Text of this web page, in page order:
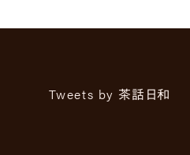
Tweets by 茶話日和